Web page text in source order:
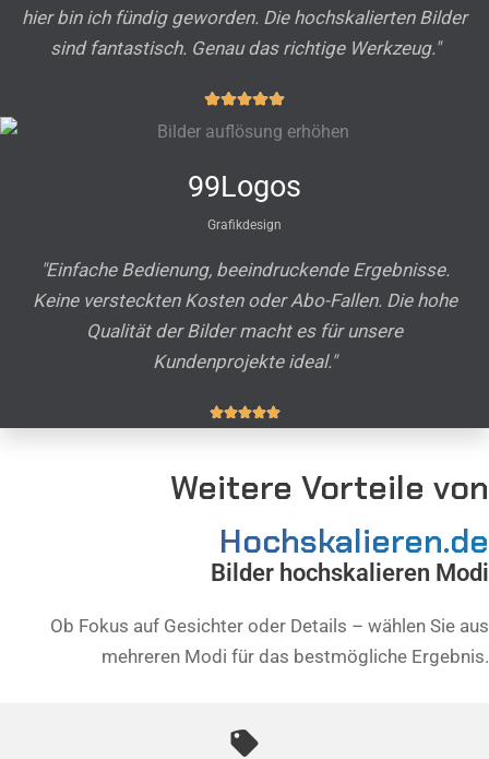
hier bin ich fündig geworden. Die hochskalierten Bilder
sind fantastisch. Genau das richtige Werkzeug."
99Logos
Grafikdesign
"Einfache Bedienung, beeindruckende Ergebnisse.
Keine versteckten Kosten oder Abo-Fallen. Die hohe
Qualität der Bilder macht es für unsere
Kundenprojekte ideal."
Weitere Vorteile von
Hochskalieren.de
Bilder hochskalieren Modi
Ob Fokus auf Gesichter oder Details – wählen Sie aus
mehreren Modi für das bestmögliche Ergebnis.